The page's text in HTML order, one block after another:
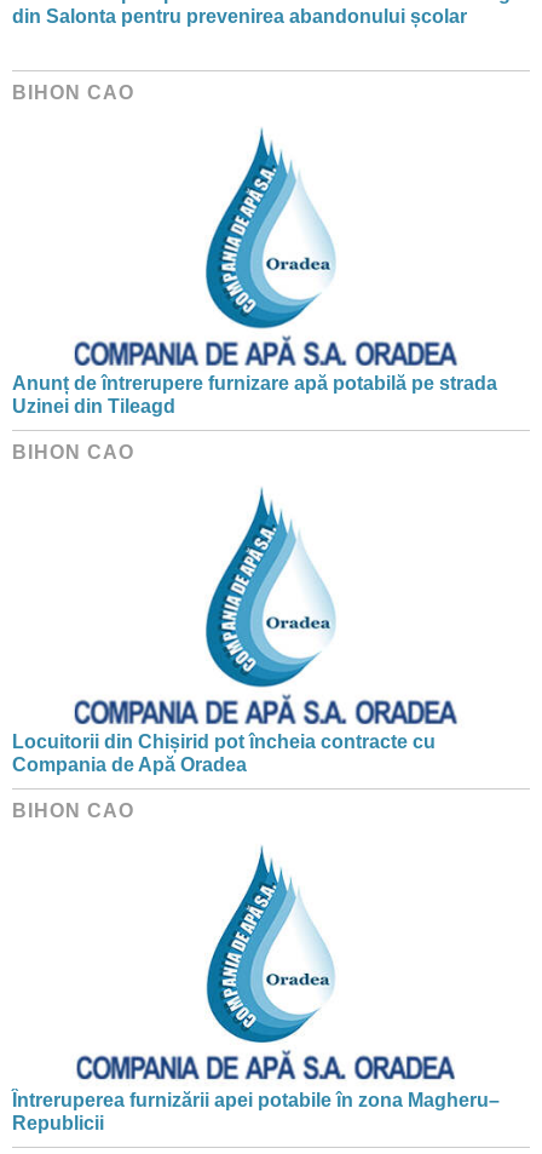
din Salonta pentru prevenirea abandonului școlar
BIHON CAO
Anunț de întrerupere furnizare apă potabilă pe strada
Uzinei din Tileagd
BIHON CAO
Locuitorii din Chișirid pot încheia contracte cu
Compania de Apă Oradea
BIHON CAO
Întreruperea furnizării apei potabile în zona Magheru–
Republicii